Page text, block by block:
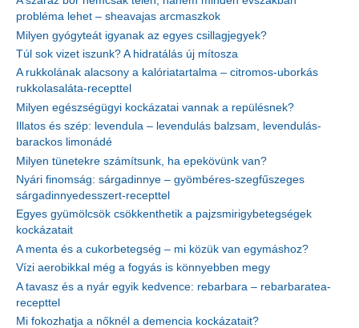
probléma lehet – sheavajas arcmaszkok
Milyen gyógyteát igyanak az egyes csillagjegyek?
Túl sok vizet iszunk? A hidratálás új mítosza
A rukkolának alacsony a kalóriatartalma – citromos-uborkás
rukkolasaláta-recepttel
Milyen egészségügyi kockázatai vannak a repülésnek?
Illatos és szép: levendula – levendulás balzsam, levendulás-
barackos limonádé
Milyen tünetekre számítsunk, ha epekövünk van?
Nyári finomság: sárgadinnye – gyömbéres-szegfűszeges
sárgadinnyedesszert-recepttel
Egyes gyümölcsök csökkenthetik a pajzsmirigybetegségek
kockázatait
A menta és a cukorbetegség – mi közük van egymáshoz?
Vízi aerobikkal még a fogyás is könnyebben megy
A tavasz és a nyár egyik kedvence: rebarbara – rebarbaratea-
recepttel
Mi fokozhatja a nőknél a demencia kockázatait?